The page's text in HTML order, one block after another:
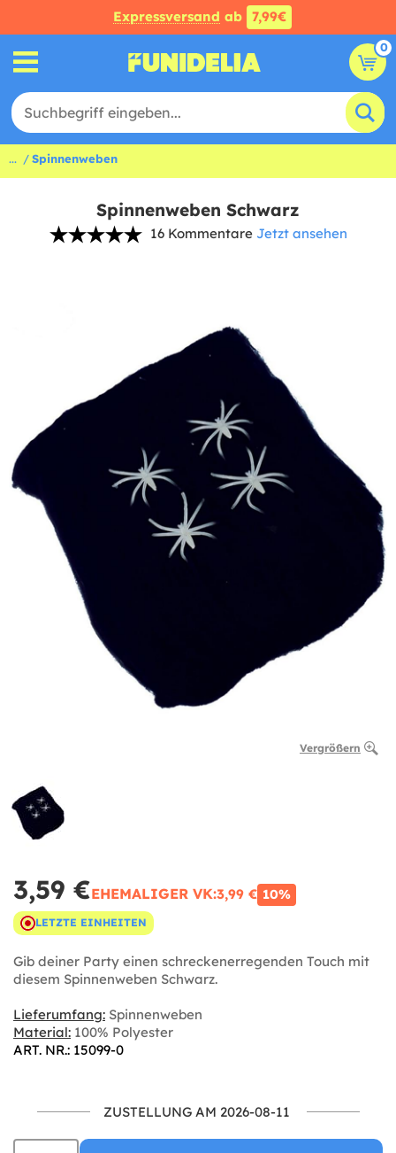
Expressversand ab 7,99€
0
... Spinnenweben
Spinnenweben Schwarz
16 Kommentare Jetzt ansehen
Vergrößern
3,59 €EHEMALIGER VK:3,99 € 10%
LETZTE EINHEITEN
Gib deiner Party einen schreckenerregenden Touch mit
diesem Spinnenweben Schwarz.
Lieferumfang: Spinnenweben
Material: 100% Polyester
ART. NR.: 15099-0
ZUSTELLUNG AM 2026-08-11